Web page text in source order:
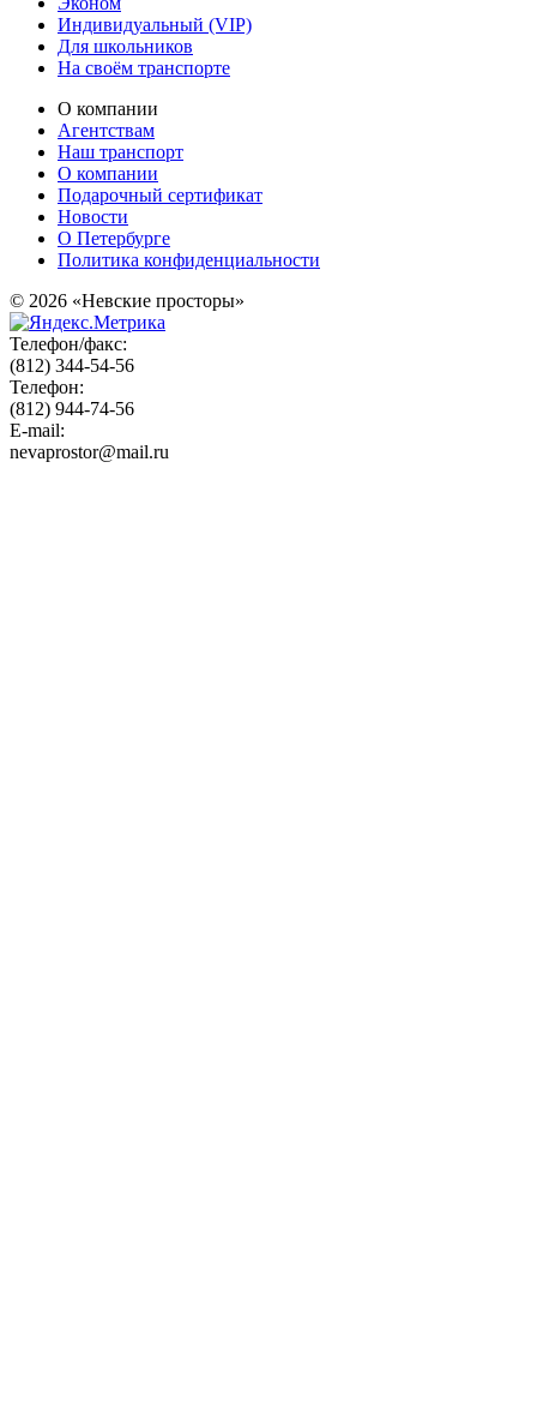
Индивидуальный (VIP)
Для школьников
На своём транспорте
О компании
Агентствам
Наш транспорт
О компании
Подарочный сертификат
Новости
О Петербурге
Политика конфиденциальности
© 2026 «Невские просторы»
Телефон/факс:
(812) 344-54-56
Телефон:
(812) 944-74-56
E-mail:
nevaprostor@mail.ru